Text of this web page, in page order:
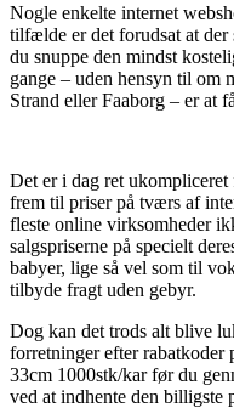
Nogle enkelte internet
tilfælde er det forudsat at der
du snuppe den mindst
gange – uden hensyn til om
Strand eller Faaborg – er at
Det er i dag ret
frem til priser på tværs af
fleste online virksomheder
salgspriserne på specielt
babyer, lige så vel som til
tilbyde fragt uden gebyr.
Dog kan det trods alt blive
forretninger efter rabatkoder
33cm 1000stk/kar før du
ved at indhente den billigste